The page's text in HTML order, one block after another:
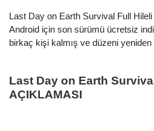
Last Day on Earth Survival Full
Android için son sürümü ücretsiz
birkaç kişi kalmış ve düzeni
Last Day on Earth
AÇIKLAMASI